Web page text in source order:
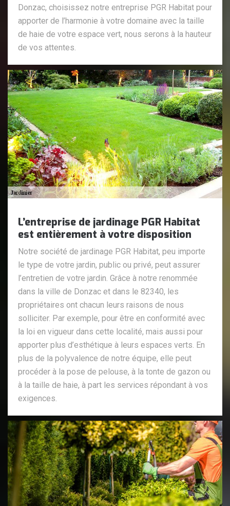
Donzac, choisissez notre entreprise PGR Habitat pour
apporter de l’harmonie à votre domaine avec la taille
de haie de votre espace vert, nous serons à la hauteur
de vos attentes.
L’entreprise de jardinage PGR Habitat
est entièrement à votre disposition
Notre société de jardinage PGR Habitat, peu importe
le type de votre jardin, public ou privé, peut assurer
l’entretien de votre jardin. Grâce à notre renommée
dans la ville de Donzac et dans le 82340, les
propriétaires ont chacun leurs raisons de nous
solliciter. Par exemple, pour être en conformité avec
la loi en vigueur dans cette localité, mais aussi pour
apporter plus d’esthétique à leurs espaces verts. En
plus de la polyvalence de notre équipe, elle peut
procéder à la pose de pelouse, à la tonte de gazon ou
à la taille de haie, à part les services répondant à vos
exigences.